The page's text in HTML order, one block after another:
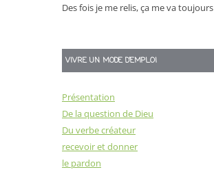
Des fois je me relis, ça me va toujours
VIVRE UN MODE D’EMPLOI
Présentation
De la question de Dieu
Du verbe créateur
recevoir et donner
le pardon